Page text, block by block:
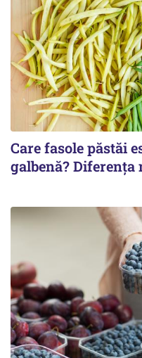
Care fasole păstăi
galbenă?